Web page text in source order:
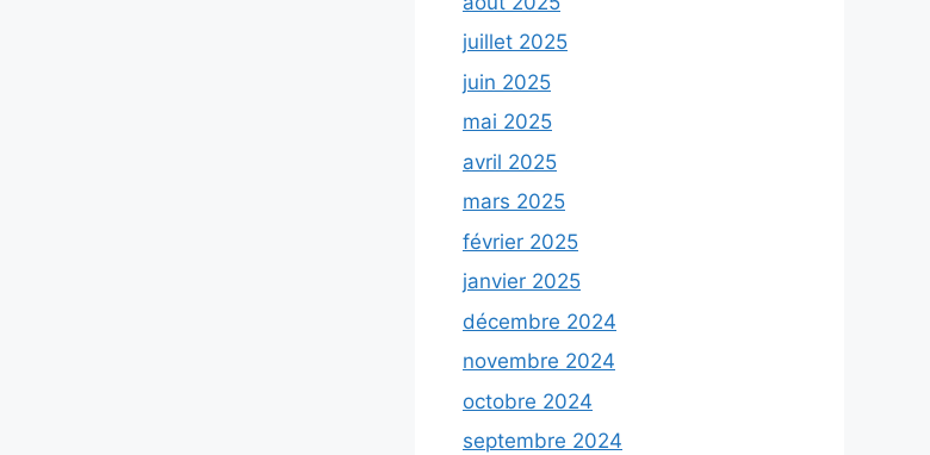
juillet 2025
juin 2025
mai 2025
avril 2025
mars 2025
février 2025
janvier 2025
décembre 2024
novembre 2024
octobre 2024
septembre 2024